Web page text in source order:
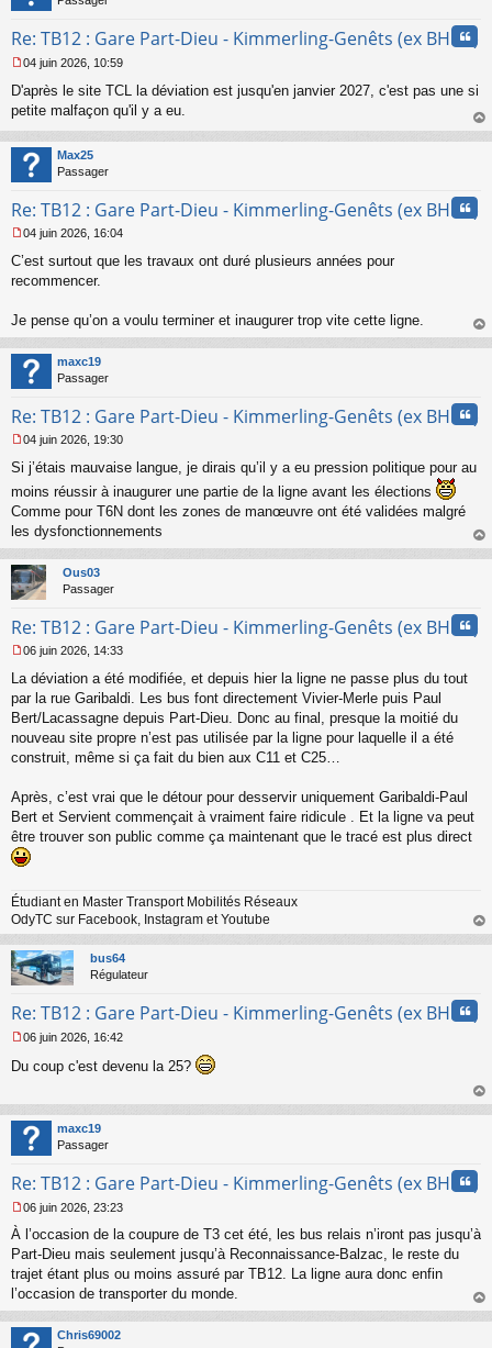
Re: TB12 : Gare Part-Dieu - Kimmerling-Genêts (ex BHNS)
e
s
a
g
e
o
l
u
04 juin 2026, 10:59
D'après le site TCL la déviation est jusqu'en janvier 2027, c'est pas une si
petite malfaçon qu'il y a eu.
au
Max25
Passager
Re: TB12 : Gare Part-Dieu - Kimmerling-Genêts (ex BHNS)
e
s
g
n
o
u
04 juin 2026, 16:04
C’est surtout que les travaux ont duré plusieurs années pour
recommencer.
Je pense qu’on a voulu terminer et inaugurer trop vite cette ligne.
au
maxc19
Passager
Re: TB12 : Gare Part-Dieu - Kimmerling-Genêts (ex BHNS)
e
a
g
e
n
o
n
u
04 juin 2026, 19:30
Si j’étais mauvaise langue, je dirais qu’il y a eu pression politique pour au
moins réussir à inaugurer une partie de la ligne avant les élections
Comme pour T6N dont les zones de manœuvre ont été validées malgré
les dysfonctionnements
au
Ous03
Passager
Re: TB12 : Gare Part-Dieu - Kimmerling-Genêts (ex BHNS)
e
s
s
g
e
o
n
u
06 juin 2026, 14:33
La déviation a été modifiée, et depuis hier la ligne ne passe plus du tout
par la rue Garibaldi. Les bus font directement Vivier-Merle puis Paul
Bert/Lacassagne depuis Part-Dieu. Donc au final, presque la moitié du
nouveau site propre n’est pas utilisée par la ligne pour laquelle il a été
construit, même si ça fait du bien aux C11 et C25…
Après, c’est vrai que le détour pour desservir uniquement Garibaldi-Paul
Bert et Servient commençait à vraiment faire ridicule . Et la ligne va peut
être trouver son public comme ça maintenant que le tracé est plus direct
Étudiant en Master Transport Mobilités Réseaux
OdyTC sur Facebook, Instagram et Youtube
au
bus64
Régulateur
Re: TB12 : Gare Part-Dieu - Kimmerling-Genêts (ex BHNS)
e
a
g
e
o
l
u
06 juin 2026, 16:42
Du coup c'est devenu la 25?
au
maxc19
Passager
Re: TB12 : Gare Part-Dieu - Kimmerling-Genêts (ex BHNS)
s
s
a
g
n
06 juin 2026, 23:23
À l’occasion de la coupure de T3 cet été, les bus relais n’iront pas jusqu’à
Part-Dieu mais seulement jusqu’à Reconnaissance-Balzac, le reste du
trajet étant plus ou moins assuré par TB12. La ligne aura donc enfin
l’occasion de transporter du monde.
au
Chris69002